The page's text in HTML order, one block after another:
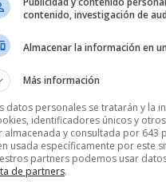
contenido, investigación de
Almacenar la información en
Más información
datos personales se tratarán y la
identificadores únicos y
almacenada y consultada por 643
usada específicamente por este
partners podemos usar
de partners.